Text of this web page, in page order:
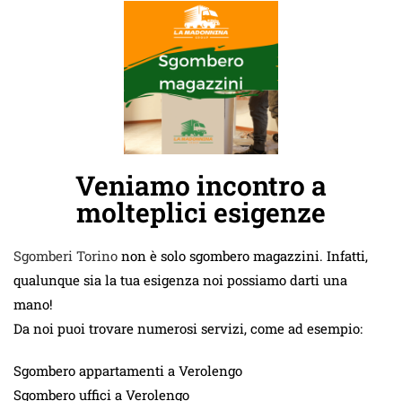
Veniamo incontro a
molteplici esigenze
Sgomberi Torino non è solo sgombero magazzini. Infatti,
qualunque sia la tua esigenza noi possiamo darti una
mano!
Da noi puoi trovare numerosi servizi, come ad esempio:
Sgombero appartamenti a Verolengo
Sgombero uffici a Verolengo